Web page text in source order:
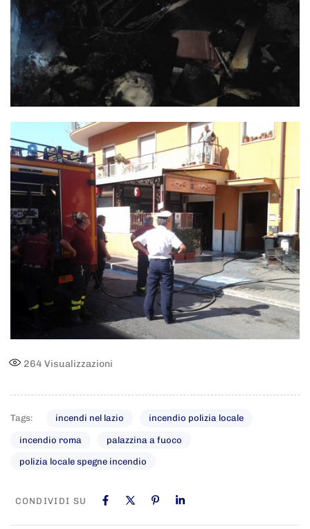
264 Visualizzazioni
Tags: incendi nel lazio incendio polizia locale
incendio roma palazzina a fuoco
polizia locale spegne incendio
CONDIVIDI SU